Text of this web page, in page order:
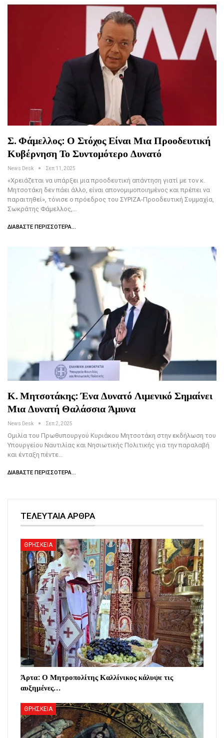
Σ. Φάμελλος: Ο Στόχος Είναι Μια Προοδευτική
Κυβέρνηση Το Συντομότερο Δυνατό
News Desk Σεπ 11, 2025
«Χρειάζεται να υπάρξει μια προοδευτική απάντηση γιατί με τον κ.
Μητσοτάκη δεν πάει άλλο, είναι απονομιμοποιημένος και πρέπει να
παραιτηθεί», τόνισε ο πρόεδρος του ΣΥΡΙΖΑ-Προοδευτική Συμμαχία,
Σωκράτης Φάμελλος,…
ΔΙΑΒΆΣΤΕ ΠΕΡΙΣΣΌΤΕΡΑ...
Κ. Μητσοτάκης: Ένα Δυνατό Λιμενικό Σημαίνει
Μια Δυνατή Θαλάσσια Άμυνα
News Desk Σεπ 2, 2025
Ομιλία του Πρωθυπουργού Κυριάκου Μητσοτάκη στην εκδήλωση του
Υπουργείου Ναυτιλίας και Νησιωτικής Πολιτικής για την παραλαβή
και ένταξη πέντε…
ΔΙΑΒΆΣΤΕ ΠΕΡΙΣΣΌΤΕΡΑ...
ΤΕΛΕΥΤΑΙΑ ΑΡΘΡΑ
ΘΡΗΣΚΕΙΑ
Άρτα: Ο Μητροπολίτης Καλλίνικος κάλυψε τις
αυξημένες…
ΘΡΗΣΚΕΙΑ